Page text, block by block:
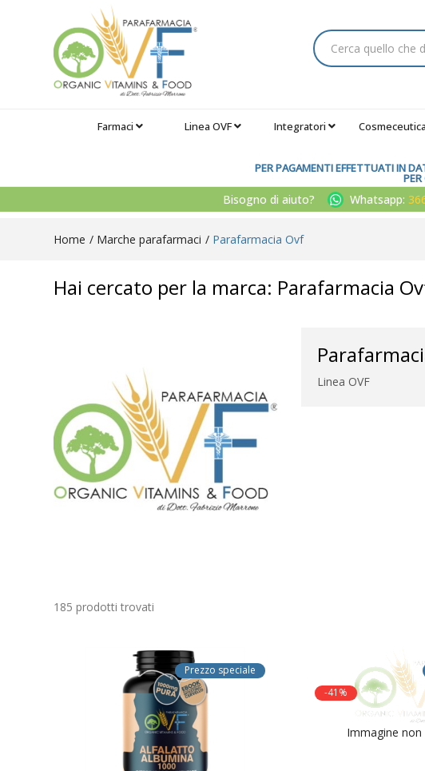
Farmaci Linea OVF Integratori Cosmeceutica
PER PAGAMENTI EFFETTUATI IN
Bisogno di aiuto? Whatsapp:
Home Marche parafarmaci Parafarmacia Ovf
Hai cercato per la marca: Parafarmacia
Linea OVF
185 prodotti trovati
Prezzo speciale
Immagine non
-41%